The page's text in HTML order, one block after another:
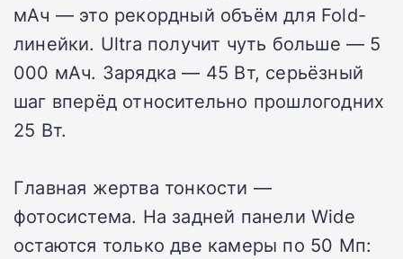
мАч — это рекордный объём для Fold-
линейки. Ultra получит чуть больше — 5
000 мАч. Зарядка — 45 Вт, серьёзный
шаг вперёд относительно прошлогодних
25 Вт.
Главная жертва тонкости —
фотосистема. На задней панели Wide
остаются только две камеры по 50 Мп: